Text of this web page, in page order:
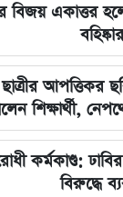
বিজয় একাত্তর
বহিষ্কার
আপত্তিকর
শিক্ষার্থী,
কর্মকাণ্ড:
বিরুদ্ধে